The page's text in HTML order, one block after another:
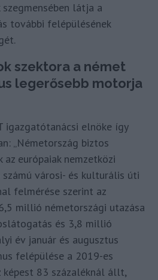
látja a
további felépülésének
szektora a német
legerősebb motorja
igazgatótanácsi elnöke így
„Németország biztos
európaiak nemzetközi
városi- és kulturális úti
felmérése szerint az
millió németországi utazása
és 3,8 millió
év január és augusztus
felépülése a 2019-es
képest 83 százaléknál állt,